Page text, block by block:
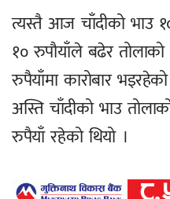
त्यस्तै आज चाँदीको भाउ
१० रुपौयाँले बढेर
रुपैयाँमा कारोबार
अस्ति चाँदीको भाउ
रुपैयाँ रहेको थियो ।